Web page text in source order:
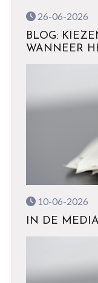
26-06-2026
BLOG:
WANNEER
10-06-2026
IN DE